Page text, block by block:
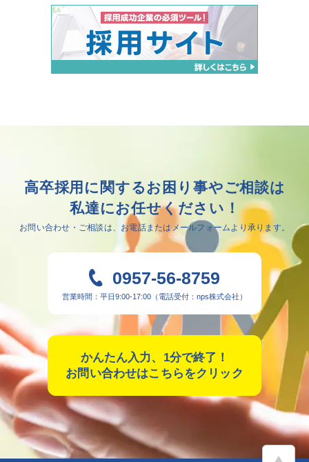
高卒採用に関するお困り事やご相談は
私達にお任せください！
お問い合わせ・ご相談は、 お電話またはメールフォームより承ります。
0957-56-8759
営業時間：平日9:00-17:00（電話受付：nps株式会社）
かんたん入力、1分で終了！
お問い合わせはこちらをクリック